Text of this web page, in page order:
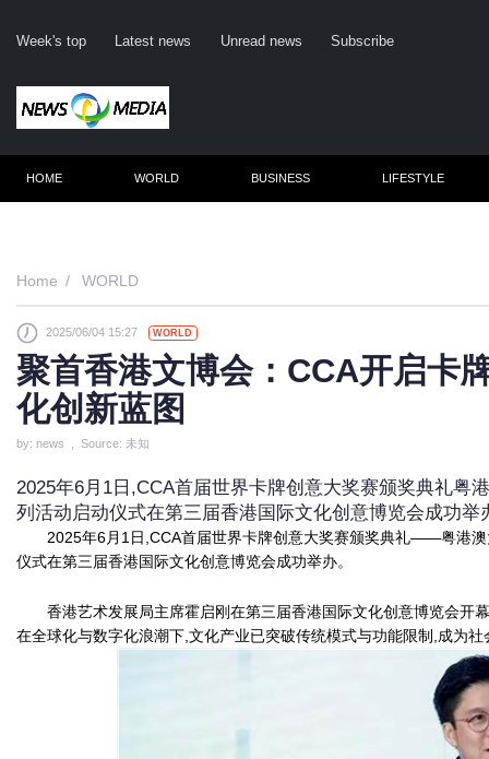
Week's top Latest news Unread news Subscribe
Click
HOME WORLD BUSINESS LIFESTYLE
Home WORLD
2025/06/04 15:27 WORLD
聚首香港文博会：CCA开启卡
化创新蓝图
by: news , Source: 未知
2025年6月1日,CCA首届世界卡牌创意大奖赛颁奖典礼粤
列活动启动仪式在第三届香港国际文化创意博览会成功
2025年6月1日,CCA首届世界卡牌创意大奖赛颁奖典礼——粤港
仪式在第三届香港国际文化创意博览会成功举办。
香港艺术发展局主席霍启刚在第三届香港国际文化创意博览会开
在全球化与数字化浪潮下,文化产业已突破传统模式与功能限制,成为